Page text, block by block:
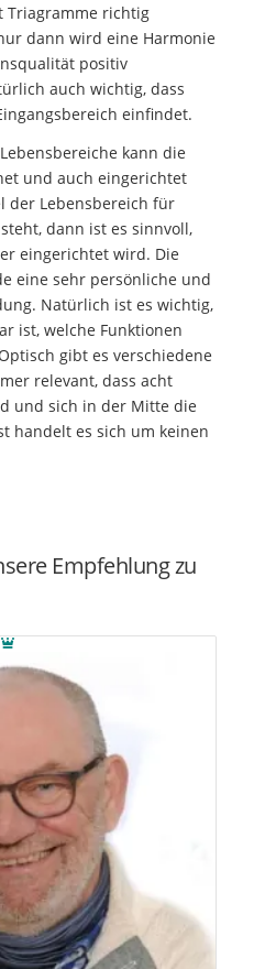
Triagramme richtig
dann wird eine Harmonie
positiv
auch wichtig, dass
einfindet.
kann die
und auch eingerichtet
der Lebensbereich für
dann ist es sinnvoll,
eingerichtet wird. Die
eine sehr persönliche und
Natürlich ist es wichtig,
ist, welche Funktionen
gibt es verschiedene
relevant, dass acht
und sich in der Mitte die
handelt es sich um keinen
Empfehlung zu